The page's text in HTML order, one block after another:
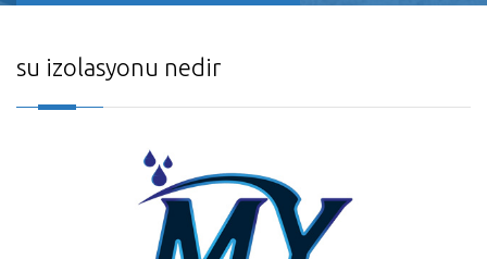
su izolasyonu nedir